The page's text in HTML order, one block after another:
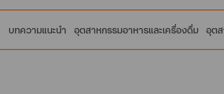
บทความแนะนำ อุตสาหกรรมอาหารและเครื่องดื่ม อุต